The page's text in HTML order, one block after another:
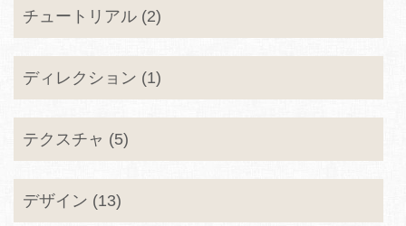
チュートリアル (2)
ディレクション (1)
テクスチャ (5)
デザイン (13)